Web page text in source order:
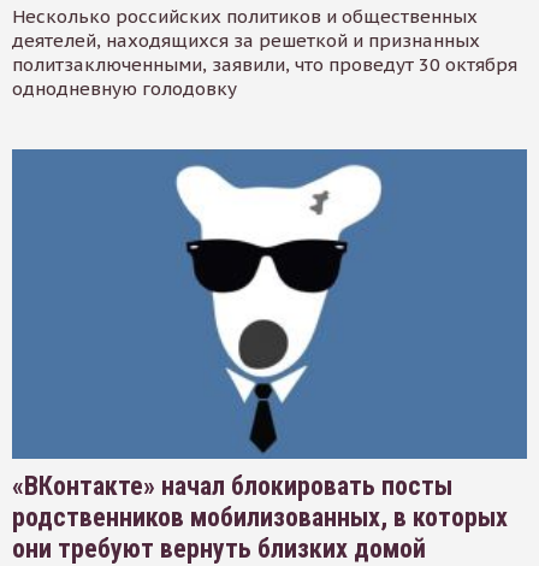
Несколько российских политиков и общественных
деятелей, находящихся за решеткой и признанных
политзаключенными, заявили, что проведут 30 октября
однодневную голодовку
«ВКонтакте» начал блокировать посты
родственников мобилизованных, в которых
они требуют вернуть близких домой